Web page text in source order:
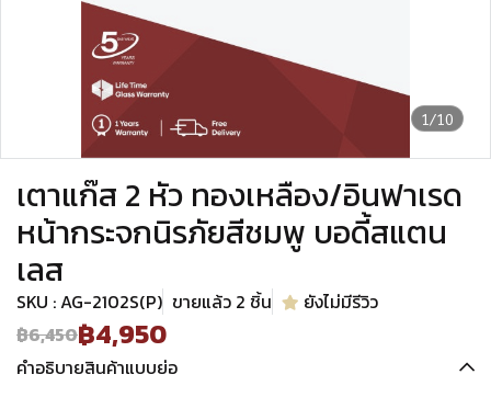
1/10
เตาแก๊ส 2 หัว ทองเหลือง/อินฟาเรด
หน้ากระจกนิรภัยสีชมพู บอดี้สแตน
เลส
SKU : AG-2102S(P) ขายแล้ว 2 ชิ้น
ยังไม่มีรีวิว
฿6,450฿4,950
คำอธิบายสินค้าแบบย่อ